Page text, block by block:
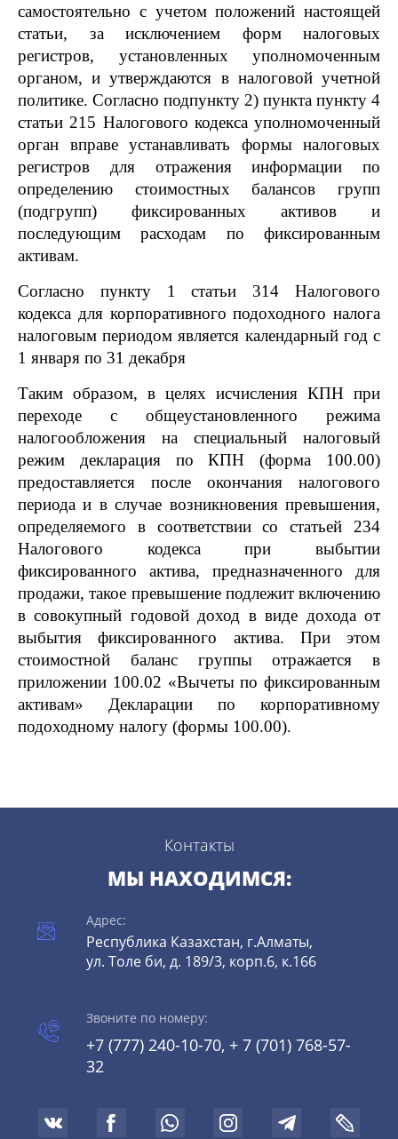
самостоятельно с учетом положений настоящей
статьи, за исключением форм налоговых
регистров, установленных уполномоченным
органом, и утверждаются в налоговой учетной
политике. Согласно подпункту 2) пункта пункту 4
статьи 215 Налогового кодекса уполномоченный
орган вправе устанавливать формы налоговых
регистров для отражения информации по
определению стоимостных балансов групп
(подгрупп) фиксированных активов и
последующим расходам по фиксированным
активам.
Согласно пункту 1 статьи 314 Налогового
кодекса для корпоративного подоходного налога
налоговым периодом является календарный год с
1 января по 31 декабря
Таким образом, в целях исчисления КПН при
переходе с общеустановленного режима
налогообложения на специальный налоговый
режим декларация по КПН (форма 100.00)
предоставляется после окончания налогового
периода и в случае возникновения превышения,
определяемого в соответствии со статьей 234
Налогового кодекса при выбытии
фиксированного актива, предназначенного для
продажи, такое превышение подлежит включению
в совокупный годовой доход в виде дохода от
выбытия фиксированного актива. При этом
стоимостной баланс группы отражается в
приложении 100.02 «Вычеты по фиксированным
активам» Декларации по корпоративному
подоходному налогу (формы 100.00).
Контакты
МЫ НАХОДИМСЯ:
Адрес:
Республика Казахстан, г.Алматы,
ул. Толе би, д. 189/3, корп.6, к.166
Звоните по номеру:
+7 (777) 240-10-70, + 7 (701) 768-57-
32